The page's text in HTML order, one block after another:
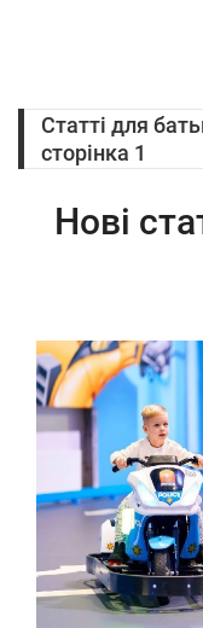
Статті для
сторінка 1
Нові